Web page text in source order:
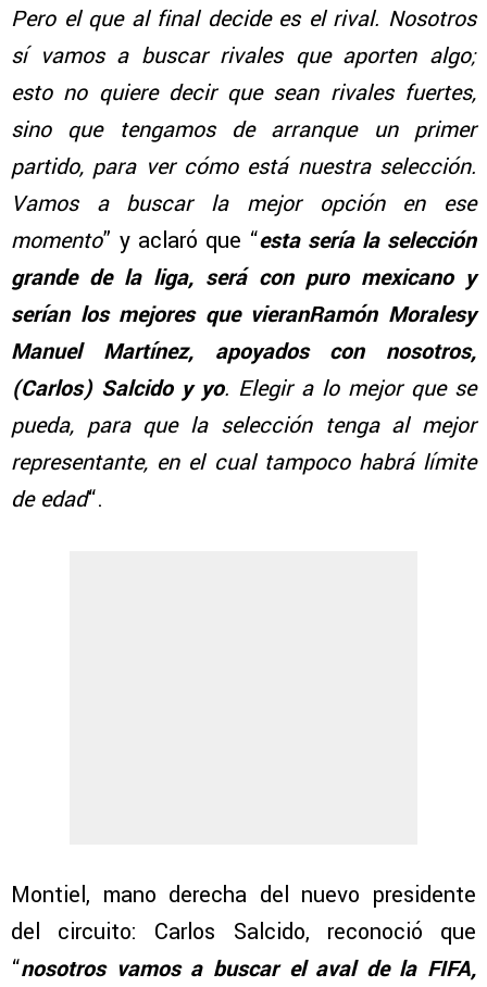
Pero el que al final decide es el rival. Nosotros
sí vamos a buscar rivales que aporten algo;
esto no quiere decir que sean rivales fuertes,
sino que tengamos de arranque un primer
partido, para ver cómo está nuestra selección.
Vamos a buscar la mejor opción en ese
momento” y aclaró que “esta sería la selección
grande de la liga, será con puro mexicano y
serían los mejores que vieranRamón Moralesy
Manuel Martínez, apoyados con nosotros,
(Carlos) Salcido y yo. Elegir a lo mejor que se
pueda, para que la selección tenga al mejor
representante, en el cual tampoco habrá límite
de edad“.
Montiel, mano derecha del nuevo presidente
del circuito: Carlos Salcido, reconoció que
“nosotros vamos a buscar el aval de la FIFA,